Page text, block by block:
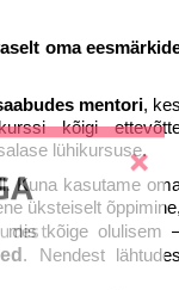
oma
mentori, kes
kõigi
lühikursuse.
Kuna kasutame
üksteiselt õppimine,
mis kõige olulisem
. Nendest lähtudes